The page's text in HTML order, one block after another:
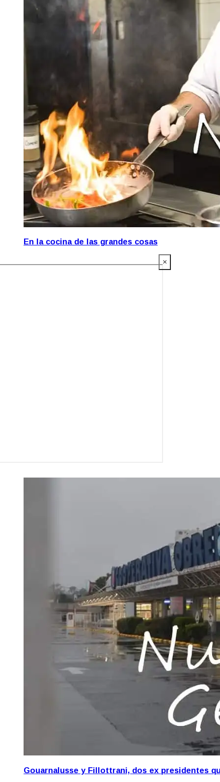
En la cocina de las grandes cosas
×
Gouarnalusse y Fillottrani, dos ex presidentes